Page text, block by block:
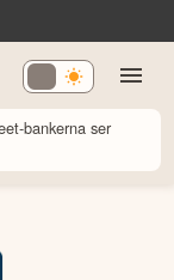
bankerna ser